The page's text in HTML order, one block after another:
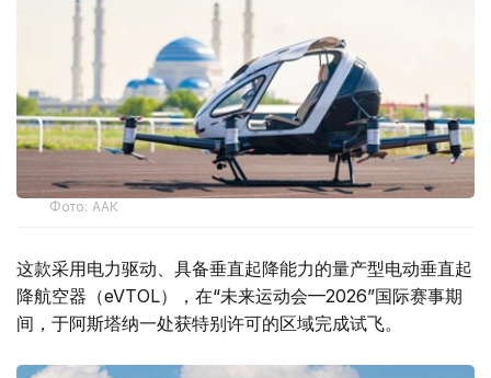
Фото: ААК
这款采用电力驱动、具备垂直起降能力的量产型电动垂直起
降航空器（eVTOL），在“未来运动会—2026”国际赛事期
间，于阿斯塔纳一处获特别许可的区域完成试飞。